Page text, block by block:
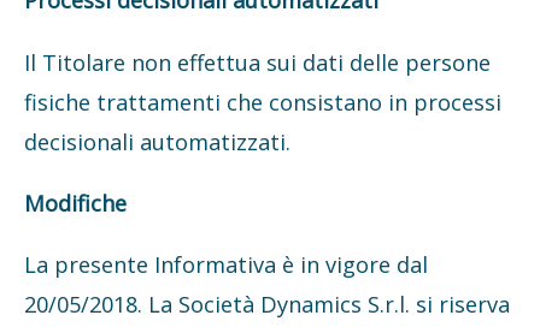
Il Titolare non effettua sui dati delle persone
fisiche trattamenti che consistano in processi
decisionali automatizzati.
Modifiche
La presente Informativa è in vigore dal
20/05/2018. La Società Dynamics S.r.l. si riserva